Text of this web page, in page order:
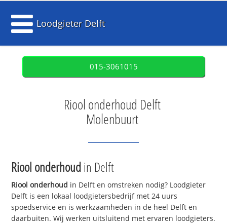
Loodgieter Delft
015-3061015
Riool onderhoud Delft
Molenbuurt
Riool onderhoudin Delft
Riool onderhoud in Delft en omstreken nodig? Loodgieter
Delft is een lokaal loodgietersbedrijf met 24 uurs
spoedservice en is werkzaamheden in de heel Delft en
daarbuiten. Wij werken uitsluitend met ervaren loodgieters.